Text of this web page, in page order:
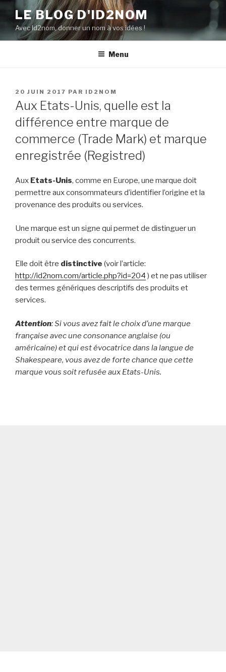
contenu
principal
LE BLOG D'ID2NOM
Avec Id2nom, donner un nom à vos idées !
Menu
PUBLIÉ
LE
20 JUIN 2017 PAR ID2NOM
Aux Etats-Unis, quelle est la
différence entre marque de
commerce (Trade Mark) et marque
enregistrée (Registred)
Aux Etats-Unis, comme en Europe, une marque doit
permettre aux consommateurs d’identifier l’origine et la
provenance des produits ou services.
Une marque est un signe qui permet de distinguer un
produit ou service des concurrents.
Elle doit être distinctive (voir l’article:
http://id2nom.com/article.php?id=204 ) et ne pas utiliser
des termes génériques descriptifs des produits et
services.
Attention: Si vous avez fait le choix d’une marque
française avec une consonance anglaise (ou
américaine) et qui est évocatrice dans la langue de
Shakespeare, vous avez de forte chance que cette
marque vous soit refusée aux Etats-Unis.